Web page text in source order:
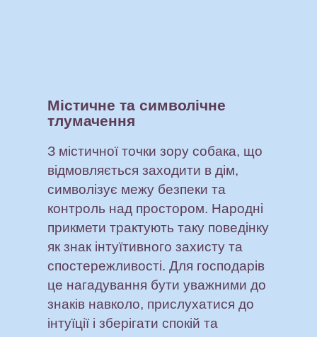
Містичне та символічне
тлумачення
З містичної точки зору собака, що
відмовляється заходити в дім,
символізує межу безпеки та
контроль над простором. Народні
прикмети трактують таку поведінку
як знак інтуїтивного захисту та
спостережливості. Для господарів
це нагадування бути уважними до
знаків навколо, прислухатися до
інтуїції і зберігати спокій та